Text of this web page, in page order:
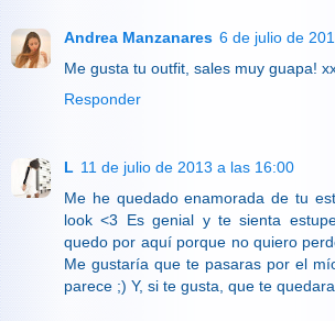
Andrea Manzanares 6 de julio de
Me gusta tu outfit, sales muy guapa!
Responder
L 11 de julio de 2013 a las 16:00
Me he quedado enamorada de tu
look <3 Es genial y te sienta
quedo por aquí porque no quiero
Me gustaría que te pasaras por el
parece ;) Y, si te gusta, que te